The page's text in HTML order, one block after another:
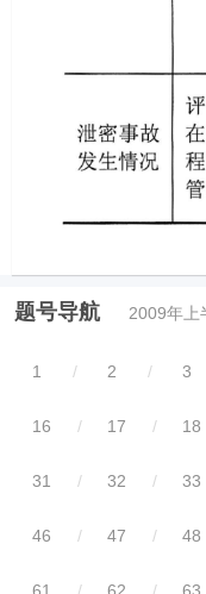
题号导航 2009年上
1 / 2 / 3
16 / 17 / 18
31 / 32 / 33
46 / 47 / 48